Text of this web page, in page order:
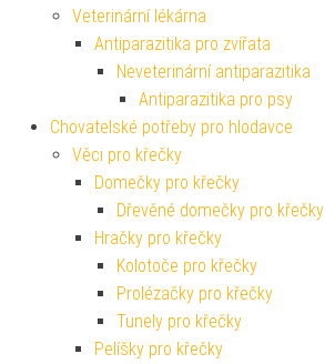
Veterinární lékárna
Antiparazitika pro zvířata
Neveterinární antiparazitika
Antiparazitika pro psy
Chovatelské potřeby pro hlodavce
Věci pro křečky
Domečky pro křečky
Dřevěné domečky pro křečky
Hračky pro křečky
Kolotoče pro křečky
Prolézačky pro křečky
Tunely pro křečky
Pelíšky pro křečky